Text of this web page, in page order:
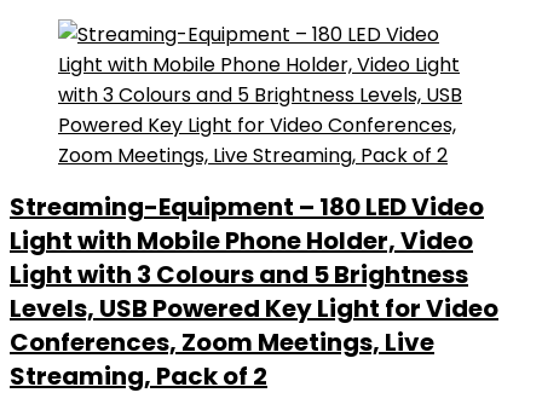
Streaming-Equipment – 180 LED Video
Light with Mobile Phone Holder, Video
Light with 3 Colours and 5 Brightness
Levels, USB Powered Key Light for Video
Conferences, Zoom Meetings, Live
Streaming, Pack of 2